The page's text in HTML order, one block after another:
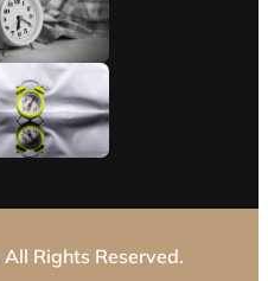
All Rights Reserved.